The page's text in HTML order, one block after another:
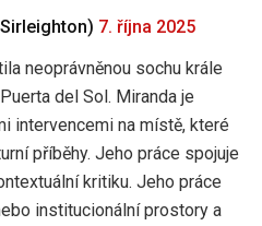
7. října 2025
neoprávněnou sochu krále
del Sol. Miranda je
intervencemi na místě, které
příběhy. Jeho práce spojuje
kritiku. Jeho práce
institucionální prostory a